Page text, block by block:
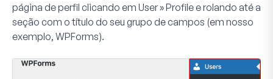
página de perfil clicando em User » Profilee rolando até a
seção com o título do seu grupo de campos (em nosso
exemplo, WPForms).